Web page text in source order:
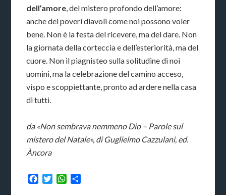
dell’amore, del mistero profondo dell’amore:
anche dei poveri diavoli come noi possono voler
bene. Non è la festa del ricevere, ma del dare. Non
la giornata della corteccia e dell’esteriorità, ma del
cuore. Non il piagnisteo sulla solitudine di noi
uomini, ma la celebrazione del camino acceso,
vispo e scoppiettante, pronto ad ardere nella casa
di tutti.
da «Non sembrava nemmeno Dio – Parole sul
mistero del Natale», di Guglielmo Cazzulani, ed.
Àncora
Facebook
TwitterWhatsApp